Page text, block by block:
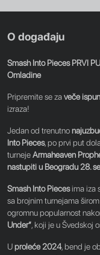
O događaju
Smash Into Pieces PRVI
Omladine
Pripremite se zaveče
izraza!
Jedan od trenutno
Into Pieces, po prvi put
turnejeArmaheaven
nastupiti u Beogradu 28.
Smash Into Piecesima iza
sa brojnim turnejama širom
ogromnu popularnost
Under“, koji je u Švedskoj
Uproleće 2024, bend je